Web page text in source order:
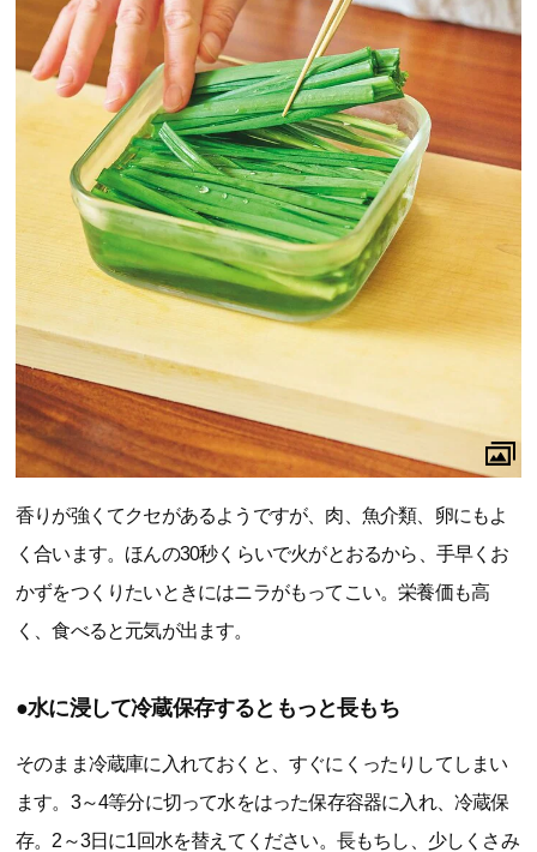
香りが強くてクセがあるようですが、肉、魚介類、卵にもよ
く合います。ほんの30秒くらいで火がとおるから、手早くお
かずをつくりたいときにはニラがもってこい。栄養価も高
く、食べると元気が出ます。
●水に浸して冷蔵保存するともっと長もち
そのまま冷蔵庫に入れておくと、すぐにくったりしてしまい
ます。3～4等分に切って水をはった保存容器に入れ、冷蔵保
存。2～3日に1回水を替えてください。長もちし、少しくさみ